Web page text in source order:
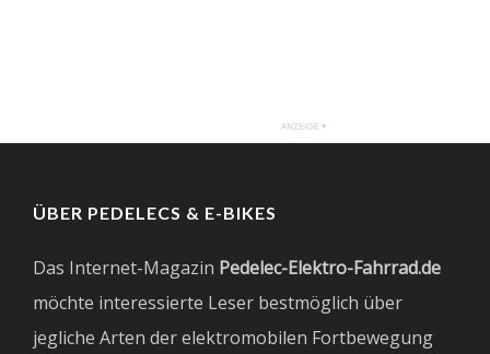
ÜBER PEDELECS & E-BIKES
Das Internet-Magazin Pedelec-Elektro-Fahrrad.de
möchte interessierte Leser bestmöglich über
jegliche Arten der elektromobilen Fortbewegung